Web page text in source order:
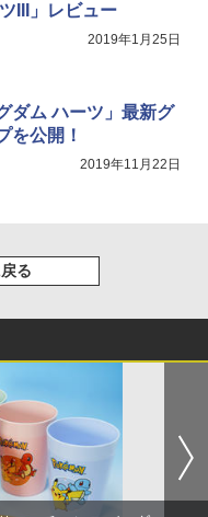
III」レビュー
2019年1月25日
ダム ハーツ」最新グ
を公開！
2019年11月22日
る